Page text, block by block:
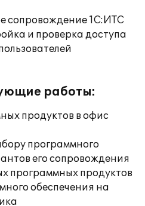
сопровождение 1С:ИТС
и проверка доступа
работы:
продуктов в офис
программного
его сопровождения
программных продуктов
обеспечения на